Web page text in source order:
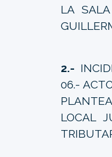
LA
2.-
06.-
LOCAL